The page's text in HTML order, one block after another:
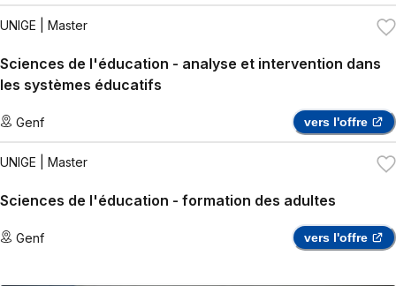
UNIGE | Master
Sciences de l'éducation - analyse et intervention dans
les systèmes éducatifs
Genf vers l'offre
UNIGE | Master
Sciences de l'éducation - formation des adultes
Genf vers l'offre